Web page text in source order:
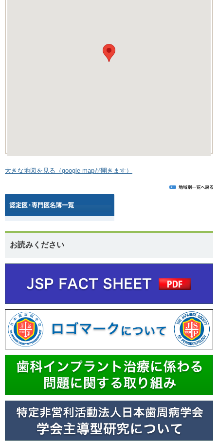
大きな地図を見る（google mapが開きます）
お読みください